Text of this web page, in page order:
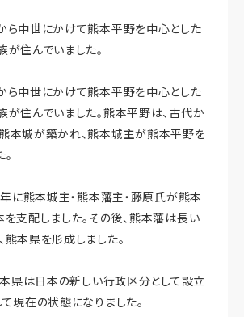
ら中世にかけて熊本平野を中心とした
住んでいました。
ら中世にかけて熊本平野を中心とした
が住んでいました。熊本平野は、古代か
本城が築かれ、熊本城主が熊本平野を
に熊本城主・熊本藩主・藤原氏が熊本
を支配しました。その後、熊本藩は長い
熊本県を形成しました。
県は日本の新しい行政区分として設立
現在の状態になりました。